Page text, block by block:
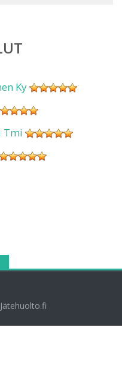
Ky
Tmi
Jätehuolto.fi